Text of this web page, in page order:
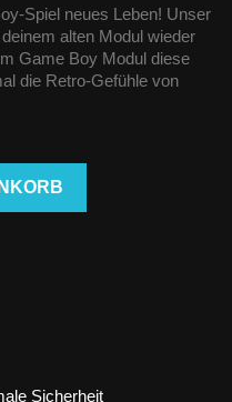
Spiel neues Leben! Unser
alten Modul wieder
Game Boy Modul diese
die Retro-Gefühle von
Sicherheit